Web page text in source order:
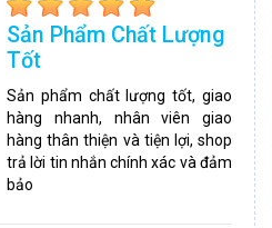
Sản Phẩm Chất Lượng
Tốt
Sản phẩm chất lượng tốt, giao
hàng nhanh, nhân viên giao
hàng thân thiện và tiện lợi, shop
trả lời tin nhắn chính xác và đảm
bảo